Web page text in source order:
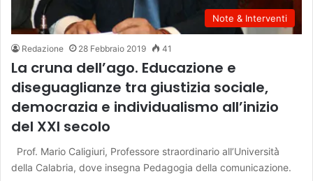
Note & Interventi
Redazione 28 Febbraio 2019 41
La cruna dell’ago. Educazione e
diseguaglianze tra giustizia sociale,
democrazia e individualismo all’inizio
del XXI secolo
Prof. Mario Caligiuri, Professore straordinario all’Università̀
della Calabria, dove insegna Pedagogia della comunicazione.